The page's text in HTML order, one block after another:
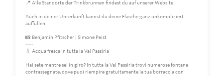
📍 Alle Standorte der Trinkbrunnen findest du auf unserer Website.
Auch in deiner Unterkunft kannst du deine Flasche ganz unkompliziert
auffüllen.
📸 Benjamin Pfitscher | Simone Peist
-----
💧 Acqua fresca in tutta la Val Passiria
Hai sete mentre sei in giro? In tutta la Val Passiria trovi numerose fontane
contrassegnate, dove puoi riempire gratuitamente la tua borraccia con